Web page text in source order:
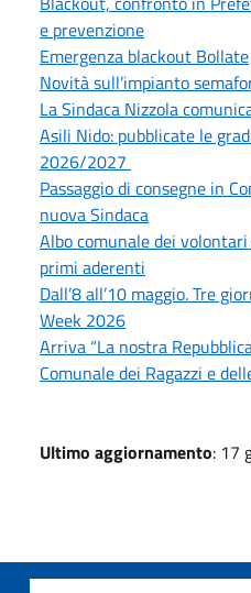
e prevenzione
Emergenza blackout Bollate
Novità sull’impianto
La Sindaca Nizzola
Asili Nido: pubblicate le
2026/2027
Passaggio di consegne in
nuova Sindaca
Albo comunale dei
primi aderenti
Dall’8 all’10 maggio. Tre
Week 2026
Arriva “La nostra
Comunale dei Ragazzi e
Ultimo aggiornamento: 17